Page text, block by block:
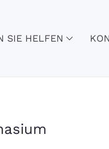
SIE HELFEN